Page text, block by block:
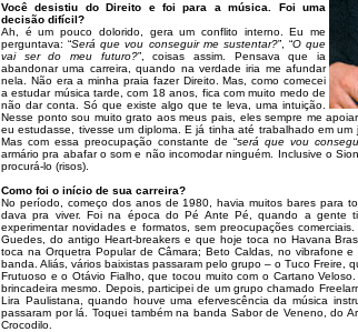
Você desistiu do Direito e foi para a música. Foi uma
decisão difícil?
Ah, é um pouco dolorido, gera um conflito interno. Eu me
perguntava: “Será que vou conseguir me sustentar?”, “O que
vai ser do meu futuro?”, coisas assim. Pensava que ia
abandonar uma carreira, quando na verdade iria me afundar
nela. Não era a minha praia fazer Direito. Mas, como comecei
a estudar música tarde, com 18 anos, fica com muito medo de
não dar conta. Só que existe algo que te leva, uma intuição.
Nesse ponto sou muito grato aos meus pais, eles sempre me
eu estudasse, tivesse um diploma. E já tinha até trabalhado em
Mas com essa preocupação constante de “será que vou
armário pra abafar o som e não incomodar ninguém. Inclusive o
procurá-lo (risos).
Como foi o início de sua carreira?
No período, começo dos anos de 1980, havia muitos bares para
dava pra viver. Foi na época do Pé Ante Pé, quando a gente
experimentar novidades e formatos, sem preocupações
Guedes, do antigo Heart-breakers e que hoje toca no Havana
toca na Orquetra Popular de Câmara; Beto Caldas, no vibrafone
banda. Aliás, vários baixistas passaram pelo grupo – o Tuco Freire,
Frutuoso e o Otávio Fialho, que tocou muito com o Cartano
brincadeira mesmo. Depois, participei de um grupo chamado
Lira Paulistana, quando houve uma efervescência da música
passaram por lá. Toquei também na banda Sabor de Veneno, do
Crocodilo.